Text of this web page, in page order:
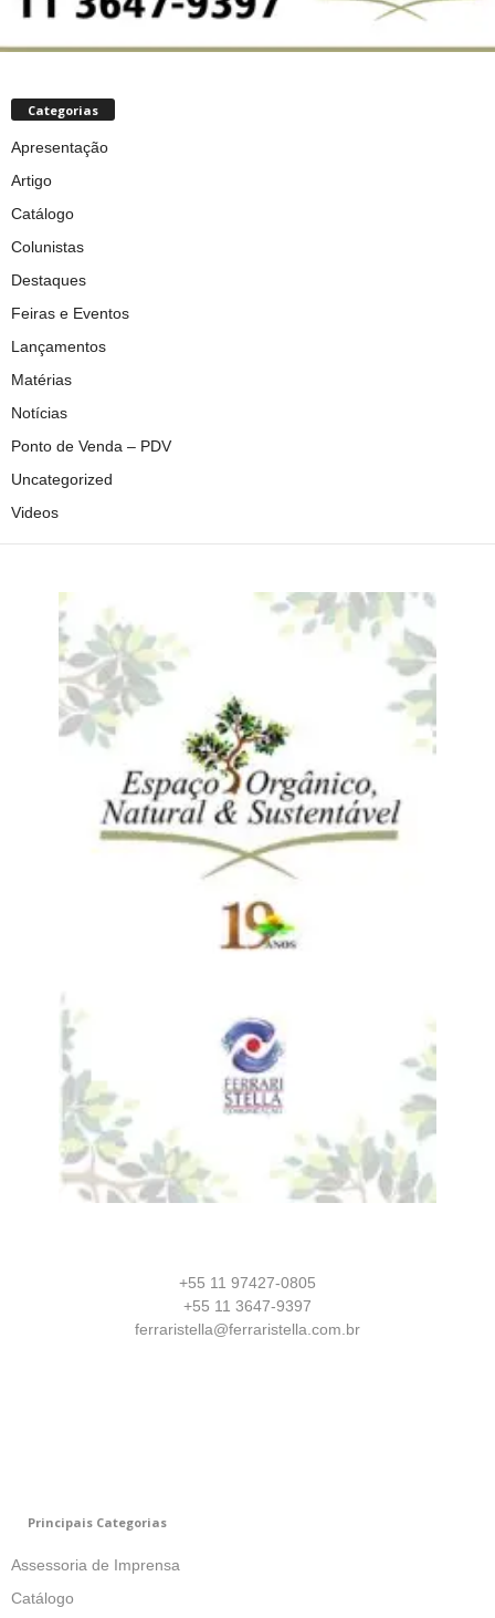
Categorias
Apresentação
Artigo
Catálogo
Colunistas
Destaques
Feiras e Eventos
Lançamentos
Matérias
Notícias
Ponto de Venda – PDV
Uncategorized
Videos
+55 11 97427-0805
+55 11 3647-9397
ferraristella@ferraristella.com.br
Principais Categorias
Assessoria de Imprensa
Catálogo